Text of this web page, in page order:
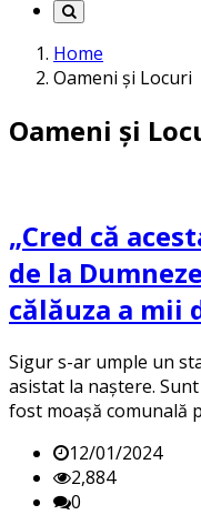
Home
Oameni și Locuri
Oameni și
„Cred că
de la
călăuza a mii
Sigur s-ar umple un
asistat la naștere.
fost moașă comunală
12/01/2024
2,884
0